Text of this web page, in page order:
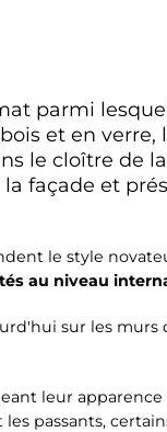
parmi
et en verre,
le cloître de
façade et
le style
au niveau
sur les murs
leur apparence
passants,